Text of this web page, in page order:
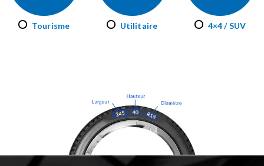
4×4 / SUV
Tourisme Utilitaire